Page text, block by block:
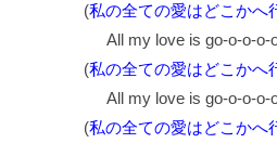
(私の全ての愛はどこかへ
All my love is go-o-o-o-
(私の全ての愛はどこかへ
All my love is go-o-o-o-
(私の全ての愛はどこかへ